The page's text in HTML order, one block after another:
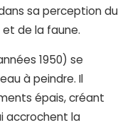
sa perception du
de la faune.
1950) se
à peindre. Il
épais, créant
accrochent la